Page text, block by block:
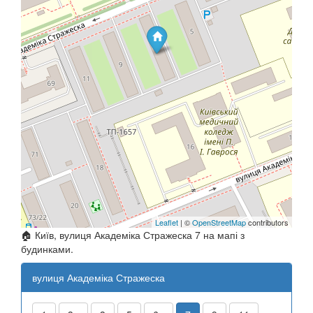
Leaflet | ©OpenStreetMapcontributors
🏠 Київ, вулиця Академіка Стражеска 7 на мапі з
будинками.
вулиця Академіка Стражеска